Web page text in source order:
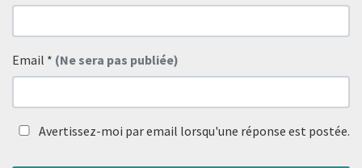
Email * (Ne sera pas publiée)
Avertissez-moi par email lorsqu'une réponse est postée.